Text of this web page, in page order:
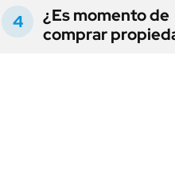
¿Es momento de
comprar